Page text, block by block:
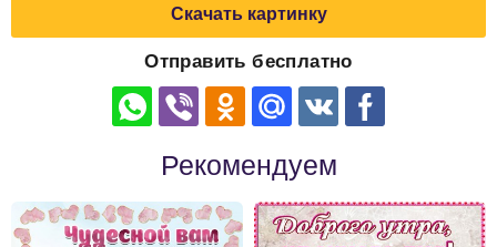
Скачать картинку
Отправить бесплатно
Рекомендуем